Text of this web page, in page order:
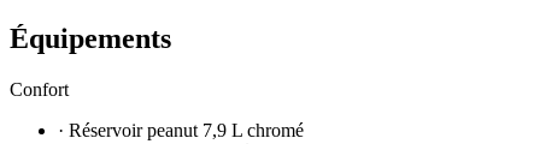
Équipements
Confort
· Réservoir peanut 7,9 L chromé